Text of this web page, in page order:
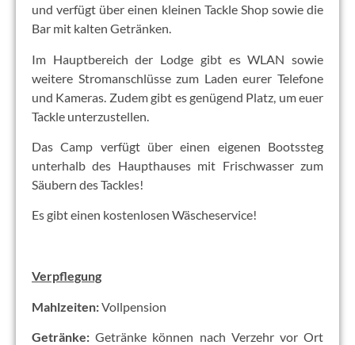
und verfügt über einen kleinen Tackle Shop sowie die
Bar mit kalten Getränken.
Im Hauptbereich der Lodge gibt es WLAN sowie
weitere Stromanschlüsse zum Laden eurer Telefone
und Kameras. Zudem gibt es genügend Platz, um euer
Tackle unterzustellen.
Das Camp verfügt über einen eigenen Bootssteg
unterhalb des Haupthauses mit Frischwasser zum
Säubern des Tackles!
Es gibt einen kostenlosen Wäscheservice!
Verpflegung
Mahlzeiten:Vollpension
Getränke: Getränke können nach Verzehr vor Ort